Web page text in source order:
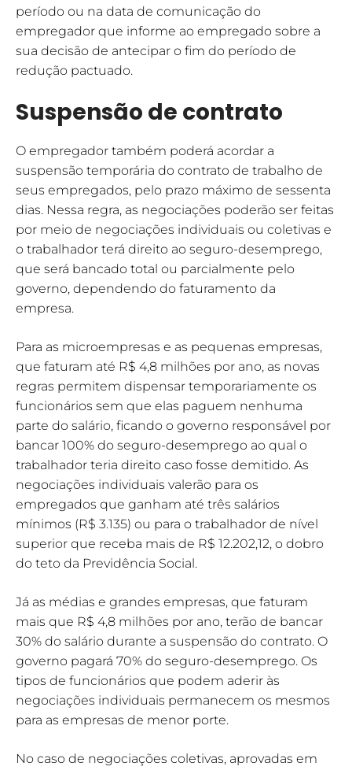
período ou na data de comunicação do
empregador que informe ao empregado sobre a
sua decisão de antecipar o fim do período de
redução pactuado.
Suspensão de contrato
O empregador também poderá acordar a
suspensão temporária do contrato de trabalho de
seus empregados, pelo prazo máximo de sessenta
dias. Nessa regra, as negociações poderão ser feitas
por meio de negociações individuais ou coletivas e
o trabalhador terá direito ao seguro-desemprego,
que será bancado total ou parcialmente pelo
governo, dependendo do faturamento da
empresa.
Para as microempresas e as pequenas empresas,
que faturam até R$ 4,8 milhões por ano, as novas
regras permitem dispensar temporariamente os
funcionários sem que elas paguem nenhuma
parte do salário, ficando o governo responsável por
bancar 100% do seguro-desemprego ao qual o
trabalhador teria direito caso fosse demitido. As
negociações individuais valerão para os
empregados que ganham até três salários
mínimos (R$ 3.135) ou para o trabalhador de nível
superior que receba mais de R$ 12.202,12, o dobro
do teto da Previdência Social.
Já as médias e grandes empresas, que faturam
mais que R$ 4,8 milhões por ano, terão de bancar
30% do salário durante a suspensão do contrato. O
governo pagará 70% do seguro-desemprego. Os
tipos de funcionários que podem aderir às
negociações individuais permanecem os mesmos
para as empresas de menor porte.
No caso de negociações coletivas, aprovadas em